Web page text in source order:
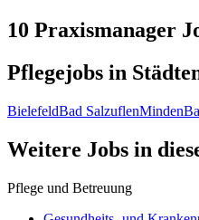
10 Praxismanager
Pflegejobs in
BielefeldBad SalzuflenMinden
Weitere Jobs in
Pflege und Betreuung